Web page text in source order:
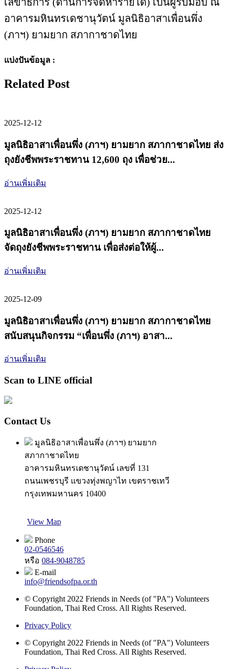
อาคารมหินทรเดชานุวัตน์ มูลนิธิอาสาเพื่อนพึ่ง
(ภาฯ) ยามยาก สภากาชาดไทย
แบ่งปันข้อมูล :
Related Post
2025-12-12
มูลนิธิอาสาเพื่อนพึ่ง (ภาฯ) ยามยาก สภากาชาดไทย ส่ง
ถุงยังชีพพระราชทาน 12,600 ถุง เพื่อช่วย...
อ่านเพิ่มเติม
2025-12-12
มูลนิธิอาสาเพื่อนพึ่ง (ภาฯ) ยามยาก สภากาชาดไทย
จัดถุงยังชีพพระราชทาน เพื่อส่งต่อให้ผู้...
อ่านเพิ่มเติม
2025-12-09
มูลนิธิอาสาเพื่อนพึ่ง (ภาฯ) ยามยาก สภากาชาดไทย
สนับสนุนกิจกรรม “เพื่อนพึ่ง (ภาฯ) อาสา...
อ่านเพิ่มเติม
Scan to LINE official
Contact Us
มูลนิธิอาสาเพื่อนพึ่ง (ภาฯ) ยามยาก
สภากาชาดไทย
อาคารมหินทรเดชานุวัตน์ เลขที่ 131
ถนนเพชรบุรี แขวงทุ่งพญาไท เขตราชเทวี
กรุงเทพมหานคร 10400
View Map
Phone
02-0546546
หรือ 084-9048785
E-mail
info@friendsofpa.or.th
© Copyright 2022 Friends in Needs (of "PA") Volunteers
Foundation, Thai Red Cross. All Rights Reserved.
Privacy Policy
© Copyright 2022 Friends in Needs (of "PA") Volunteers
Foundation, Thai Red Cross. All Rights Reserved.